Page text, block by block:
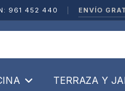
961 452 440 ENVÍO
TERRAZA Y